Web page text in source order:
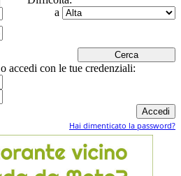
a
o accedi con le tue credenziali:
Hai dimenticato la password?